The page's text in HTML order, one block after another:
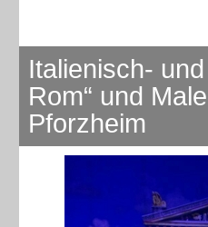
Italienisch-
Rom“ und
Pforzheim